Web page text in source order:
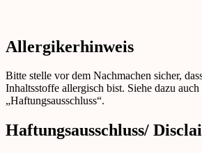
Allergikerhinweis
Bitte stelle vor dem Nachmachen sicher,
Inhaltsstoffe allergisch bist. Siehe dazu
„Haftungsausschluss“.
Haftungsausschluss/